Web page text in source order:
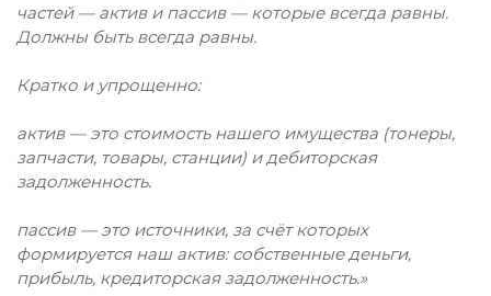
частей — актив и пассив — которые всегда равны.
Должны быть всегда равны.
Кратко и упрощенно:
актив — это стоимость нашего имущества (тонеры,
запчасти, товары, станции) и дебиторская
задолженность.
пассив — это источники, за счёт которых
формируется наш актив: собственные деньги,
прибыль, кредиторская задолженность.»